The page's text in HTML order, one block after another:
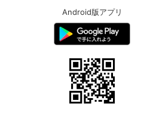
Android版アプリ